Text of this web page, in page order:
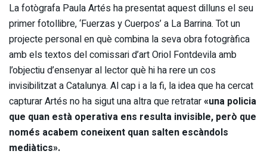
La fotògrafa Paula Artés ha presentat aquest dilluns el seu
primer fotollibre, ‘Fuerzas y Cuerpos’ a La Barrina. Tot un
projecte personal en què combina la seva obra fotogràfica
amb els textos del comissari d’art Oriol Fontdevila amb
l’objectiu d’ensenyar al lector què hi ha rere un cos
invisibilitzat a Catalunya. Al cap i a la fi, la idea que ha cercat
capturar Artés no ha sigut una altra que retratar«una policia
que quan està operativa ens resulta invisible, però que
només acabem coneixent quan salten escàndols
mediàtics».